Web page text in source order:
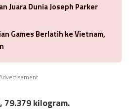
Juara Dunia Joseph Parker
Games Berlatih ke Vietnam,
79.379 kilogram.